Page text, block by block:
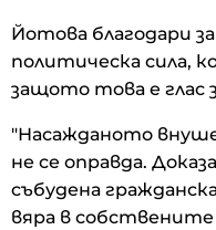
Йотова благодари за
политическа сила,
защото това е глас
"Насажданото
не се оправда.
събудена
вяра в собствените